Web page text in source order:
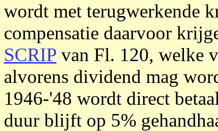
wordt met terugwerkende
compensatie daarvoor
SCRIP van Fl. 120, welke
alvorens dividend mag
1946-'48 wordt direct
duur blijft op 5%